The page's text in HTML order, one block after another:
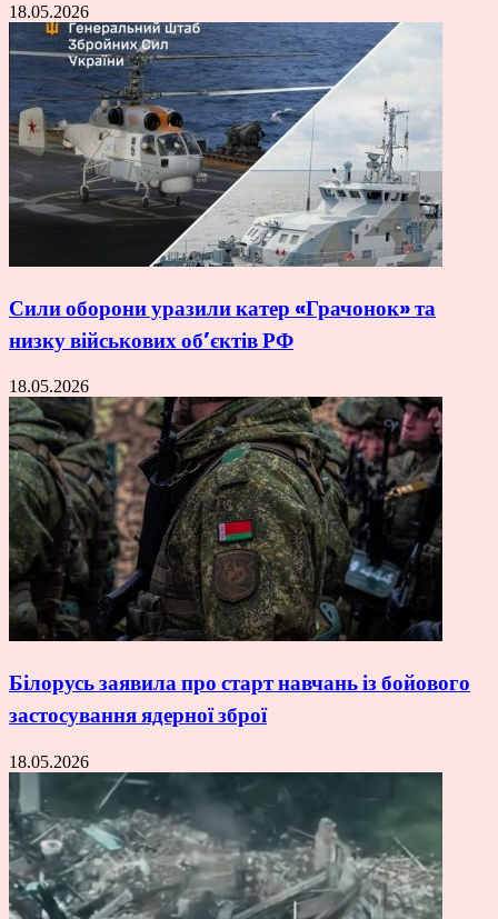
18.05.2026
Сили оборони уразили катер «Грачонок» та
низку військових об’єктів РФ
18.05.2026
Білорусь заявила про старт навчань із бойового
застосування ядерної зброї
18.05.2026